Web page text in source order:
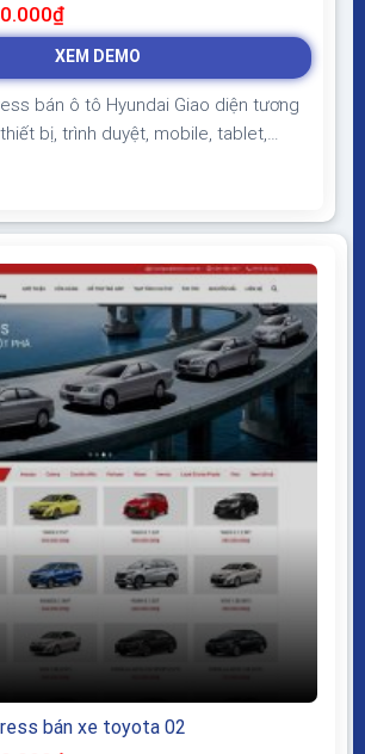
₫Giá
hiện
tại
là:
XEM DEMO
bán ô tô Hyundai Giao diện tương
bị, trình duyệt, mobile, tablet,
tối ưu với các công cụ tìm kiếm
toàn 100% không virus,...
bán xe toyota 02